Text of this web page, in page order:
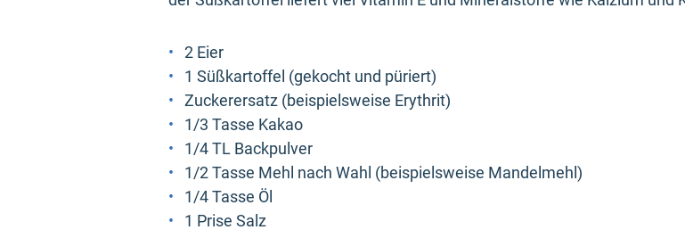
2 Eier
1 Süßkartoffel (gekocht und püriert)
Zuckerersatz (beispielsweise Erythrit)
1/3 Tasse Kakao
1/4 TL Backpulver
1/2 Tasse Mehl nach Wahl (beispielsweise Mandelmehl)
1/4 Tasse Öl
1 Prise Salz